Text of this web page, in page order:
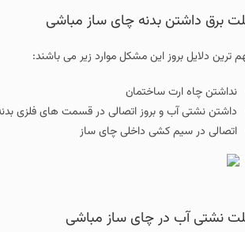
برق داشتن بدنه چای ساز مباشی
ترین دلایل بروز این مشکل موارد زیر می باشند:
نداشتن چاه ارت ساختمان
داشتن نشتی آب و بروز اتصالی در قسمت های فلزی
اتصالی در سیم کشی داخلی چای ساز
نشتی آب در چای ساز مباشی